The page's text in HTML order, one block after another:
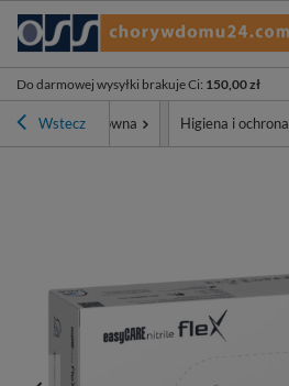
Do darmowej wysyłki brakuje Ci: 150,00 zł
Wstecz
Strona główna Higiena i ochrona